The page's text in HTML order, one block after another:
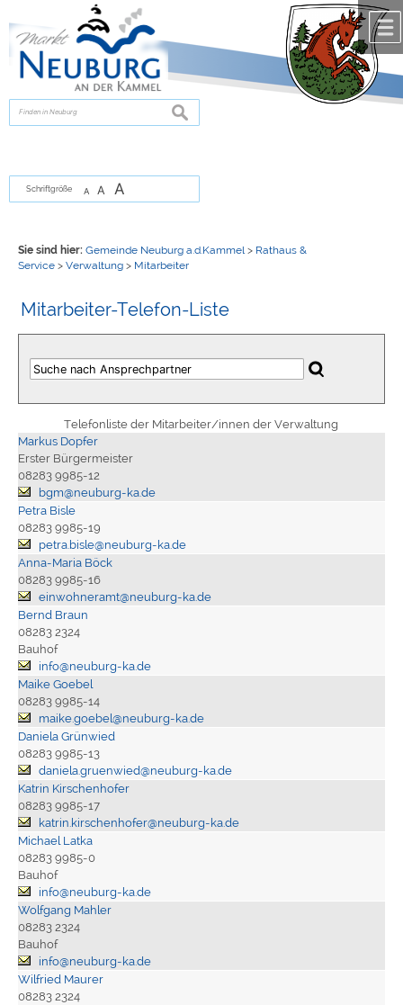
zur Navigationoder
springen.
suchen
Schriftgröße A A A
Sie sind hier: Gemeinde Neuburg a.d.Kammel > Rathaus &
Service> Verwaltung> Mitarbeiter
Mitarbeiter-Telefon-Liste
Telefonliste der Mitarbeiter/innen der Verwaltung
Markus Dopfer
Erster Bürgermeister
08283 9985-12
bgm@neuburg-ka.de
Petra Bisle
08283 9985-19
petra.bisle@neuburg-ka.de
Anna-Maria Böck
08283 9985-16
einwohneramt@neuburg-ka.de
Bernd Braun
08283 2324
Bauhof
info@neuburg-ka.de
Maike Goebel
08283 9985-14
maike.goebel@neuburg-ka.de
Daniela Grünwied
08283 9985-13
daniela.gruenwied@neuburg-ka.de
Katrin Kirschenhofer
08283 9985-17
katrin.kirschenhofer@neuburg-ka.de
Michael Latka
08283 9985-0
Bauhof
info@neuburg-ka.de
Wolfgang Mahler
08283 2324
Bauhof
info@neuburg-ka.de
Wilfried Maurer
08283 2324